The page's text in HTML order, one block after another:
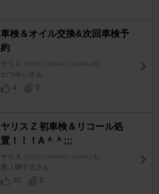
車検＆オイル交換&次回車検予
約
ヤリス [KSP2 / MXPA1 / GXPA1系]
かつみぃさん
4
0
ヤリス Z 初車検＆リコール処
置！！！A＾＾;;;
ヤリス [KSP2 / MXPA1 / GXPA1系]
黒ノ獅子王さん
30
0